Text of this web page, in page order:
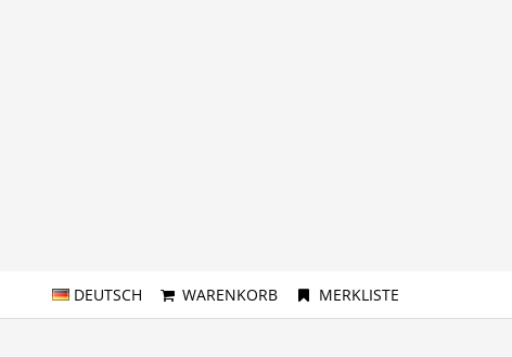
DEUTSCH WARENKORB MERKLISTE